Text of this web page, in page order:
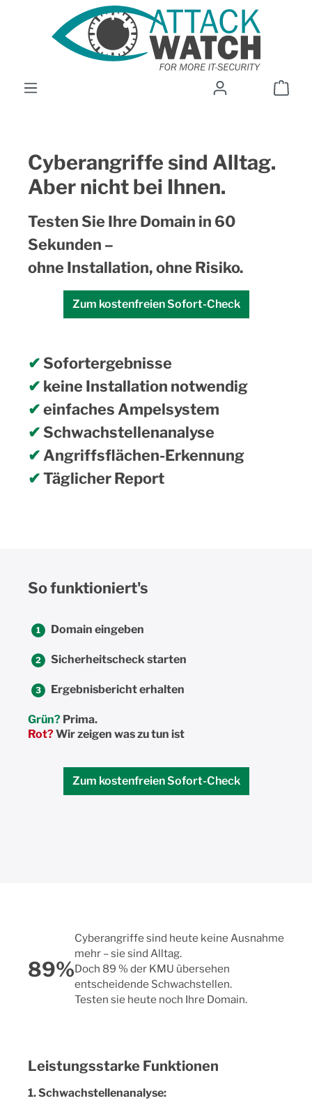
Skip to main content
Cyberangriffe sind Alltag.
Aber nicht bei Ihnen.
Testen Sie Ihre Domain in 60
Sekunden –
ohne Installation, ohne Risiko.
Zum kostenfreien Sofort-Check
✔ Sofortergebnisse
✔ keine Installation notwendig
✔einfaches Ampelsystem
✔ Schwachstellenanalyse
✔ Angriffsflächen-Erkennung
✔Täglicher Report
So funktioniert's
1 Domain eingeben
2 Sicherheitscheck starten
3 Ergebnisbericht erhalten
Grün? Prima.
Rot? Wir zeigen was zu tun ist
Zum kostenfreien Sofort-Check
89%
Cyberangriffe sind heute keine Ausnahme
mehr – sie sind Alltag.
Doch 89 % der KMU übersehen
entscheidende Schwachstellen.
Testen sie heute noch Ihre Domain.
Leistungsstarke Funktionen
1. Schwachstellenanalyse: